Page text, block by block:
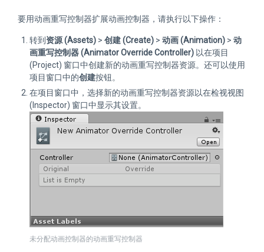
要用动画重写控制器扩展动画控制器，请执行以下操作：
转到 资源 (Assets) > 创建 (Create) > 动画 (Animation) > 动
画重写控制器 (Animator Override Controller) 以在项目
(Project) 窗口中创建新的动画重写控制器资源。还可以使用
项目窗口中的创建按钮。
在项目窗口中，选择新的动画重写控制器资源以在检视视图
(Inspector) 窗口中显示其设置。
未分配动画控制器的动画重写控制器